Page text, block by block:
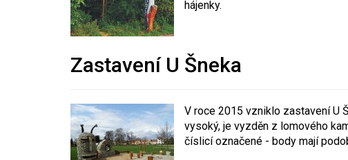
hájenky.
Zastavení U Šneka
V roce 2015 vzniklo zastavení U
vysoký, je vyzděn z lomového
číslicí označené - body mají